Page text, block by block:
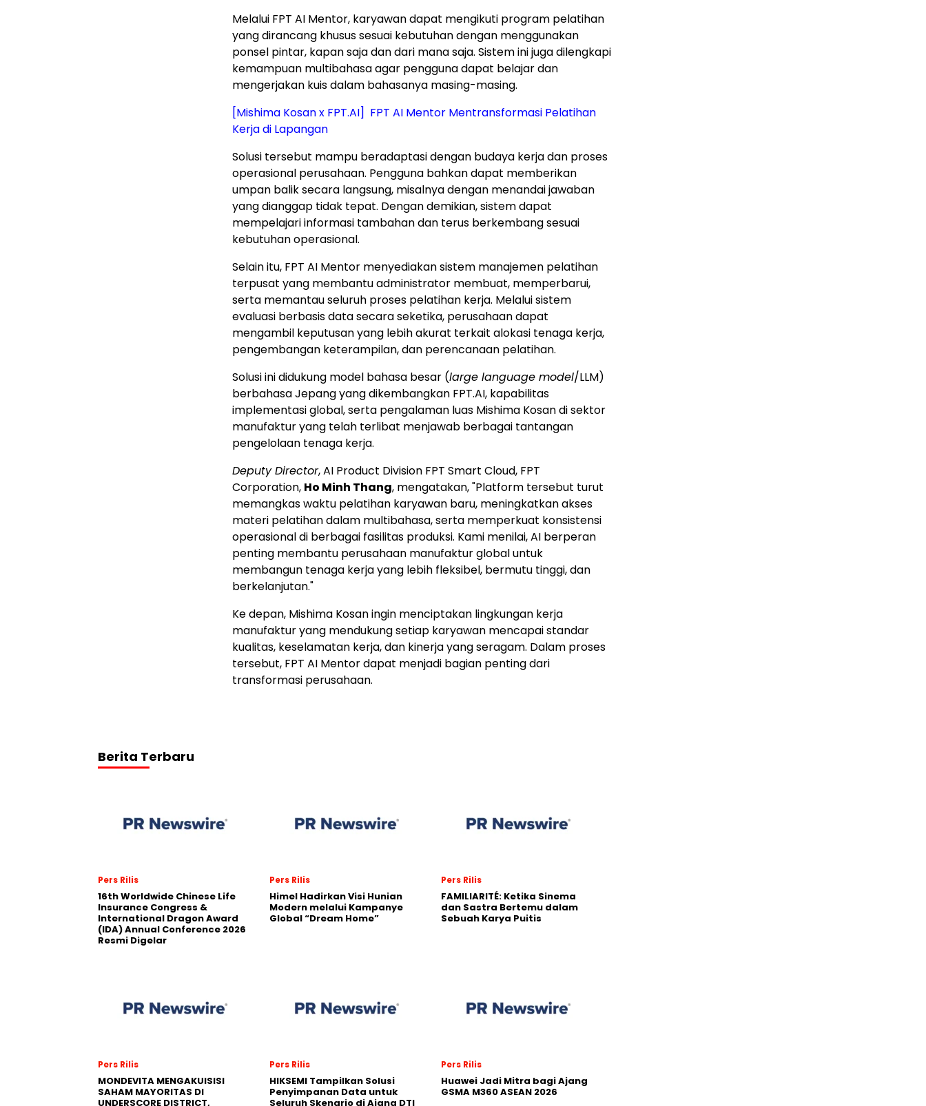
Melalui FPT AI Mentor, karyawan dapat mengikuti program pelatihan
yang dirancang khusus sesuai kebutuhan dengan menggunakan
ponsel pintar, kapan saja dan dari mana saja. Sistem ini juga dilengkapi
kemampuan multibahasa agar pengguna dapat belajar dan
mengerjakan kuis dalam bahasanya masing-masing.
[Mishima Kosan x FPT.AI] FPT AI Mentor Mentransformasi Pelatihan
Kerja di Lapangan
Solusi tersebut mampu beradaptasi dengan budaya kerja dan proses
operasional perusahaan. Pengguna bahkan dapat memberikan
umpan balik secara langsung, misalnya dengan menandai jawaban
yang dianggap tidak tepat. Dengan demikian, sistem dapat
mempelajari informasi tambahan dan terus berkembang sesuai
kebutuhan operasional.
Selain itu, FPT AI Mentor menyediakan sistem manajemen pelatihan
terpusat yang membantu administrator membuat, memperbarui,
serta memantau seluruh proses pelatihan kerja. Melalui sistem
evaluasi berbasis data secara seketika, perusahaan dapat
mengambil keputusan yang lebih akurat terkait alokasi tenaga kerja,
pengembangan keterampilan, dan perencanaan pelatihan.
Solusi ini didukung model bahasa besar (large language model/LLM)
berbahasa Jepang yang dikembangkan FPT.AI, kapabilitas
implementasi global, serta pengalaman luas Mishima Kosan di sektor
manufaktur yang telah terlibat menjawab berbagai tantangan
pengelolaan tenaga kerja.
Deputy Director, AI Product Division FPT Smart Cloud, FPT
Corporation, Ho Minh Thang, mengatakan, "Platform tersebut turut
memangkas waktu pelatihan karyawan baru, meningkatkan akses
materi pelatihan dalam multibahasa, serta memperkuat konsistensi
operasional di berbagai fasilitas produksi. Kami menilai, AI berperan
penting membantu perusahaan manufaktur global untuk
membangun tenaga kerja yang lebih fleksibel, bermutu tinggi, dan
berkelanjutan."
Ke depan, Mishima Kosan ingin menciptakan lingkungan kerja
manufaktur yang mendukung setiap karyawan mencapai standar
kualitas, keselamatan kerja, dan kinerja yang seragam. Dalam proses
tersebut, FPT AI Mentor dapat menjadi bagian penting dari
transformasi perusahaan.
Berita Terbaru
Pers Rilis
16th Worldwide Chinese Life
Insurance Congress &
International Dragon Award
(IDA) Annual Conference 2026
Resmi Digelar
Pers Rilis
Himel Hadirkan Visi Hunian
Modern melalui Kampanye
Global “Dream Home”
Pers Rilis
FAMILIARITÉ: Ketika Sinema
dan Sastra Bertemu dalam
Sebuah Karya Puitis
Pers Rilis
MONDEVITA MENGAKUISISI
SAHAM MAYORITAS DI
UNDERSCORE DISTRICT,
Pers Rilis
HIKSEMI Tampilkan Solusi
Penyimpanan Data untuk
Seluruh Skenario di Ajang DTI
Pers Rilis
Huawei Jadi Mitra bagi Ajang
GSMA M360 ASEAN 2026